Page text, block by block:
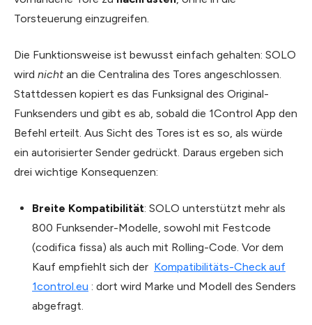
Torsteuerung einzugreifen.
Die Funktionsweise ist bewusst einfach gehalten: SOLO
wird nicht an die Centralina des Tores angeschlossen.
Stattdessen kopiert es das Funksignal des Original-
Funksenders und gibt es ab, sobald die 1Control App den
Befehl erteilt. Aus Sicht des Tores ist es so, als würde
ein autorisierter Sender gedrückt. Daraus ergeben sich
drei wichtige Konsequenzen:
Breite Kompatibilität: SOLO unterstützt mehr als
800 Funksender-Modelle, sowohl mit Festcode
(codifica fissa) als auch mit Rolling-Code. Vor dem
Kauf empfiehlt sich der Kompatibilitäts-Check auf
1control.eu : dort wird Marke und Modell des Senders
abgefragt.